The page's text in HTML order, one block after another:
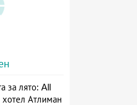
за лято: All
Атлиман